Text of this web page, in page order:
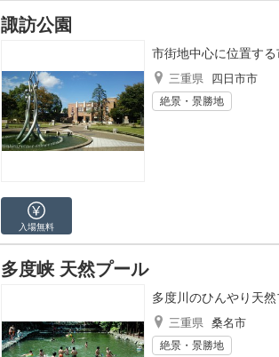
諏訪公園
市街地中心に位置す
三重県 四日市市
絶景・景勝地
入場無料
多度峡 天然プール
多度川のひんやり天
三重県 桑名市
絶景・景勝地